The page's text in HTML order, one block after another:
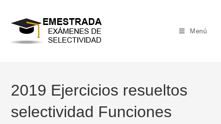
contenido
Menú
2019 Ejercicios resueltos
selectividad Funciones